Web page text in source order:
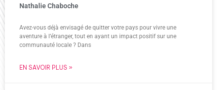
Nathalie Chaboche
Avez-vous déjà envisagé de quitter votre pays pour vivre une
aventure à l’étranger, tout en ayant un impact positif sur une
communauté locale ? Dans
EN SAVOIR PLUS »